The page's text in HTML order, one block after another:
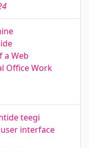
a Web
Office Work
teegi
interface